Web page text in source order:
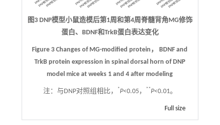
图3 DNP模型小鼠造模后第1周和第4周脊髓背角MG修饰
蛋白、BDNF和TrkB蛋白表达变化
Figure 3 Changes of MG-modified protein， BDNF and
TrkB protein expression in spinal dorsal horn of DNP
model mice at weeks 1 and 4 after modeling
注： 与DNP对照组相比， *P<0.05， **P<0.01。
Full size